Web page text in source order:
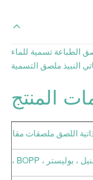
الطباعة تسمية للماء
النبيذ ملصق التسمية
المنتج
اللصق ملصقات مقاومة